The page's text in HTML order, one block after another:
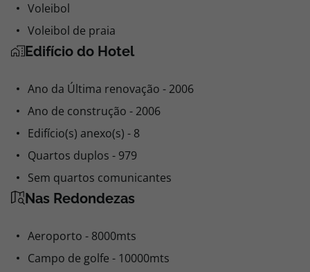
Voleibol
Voleibol de praia
Edifício do Hotel
Ano da Última renovação - 2006
Ano de construção - 2006
Edifício(s) anexo(s) - 8
Quartos duplos - 979
Sem quartos comunicantes
Nas Redondezas
Aeroporto - 8000mts
Campo de golfe - 10000mts